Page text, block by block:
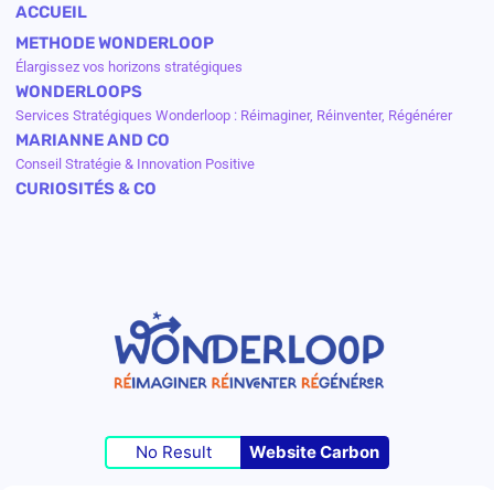
ACCUEIL
METHODE WONDERLOOP
Élargissez vos horizons stratégiques
WONDERLOOPS
Services Stratégiques Wonderloop : Réimaginer, Réinventer, Régénérer
MARIANNE AND CO
Conseil Stratégie & Innovation Positive
CURIOSITÉS & CO
No Result Website Carbon